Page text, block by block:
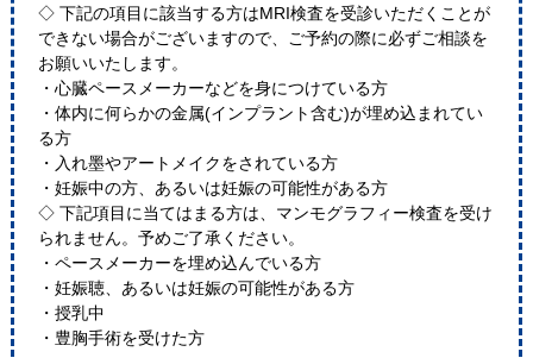
◇ 下記の項目に該当する方はMRI検査を受診いただくことが
できない場合がございますので、ご予約の際に必ずご相談を
お願いいたします。
・心臓ペースメーカーなどを身につけている方
・体内に何らかの金属(インプラント含む)が埋め込まれてい
る方
・入れ墨やアートメイクをされている方
・妊娠中の方、あるいは妊娠の可能性がある方
◇ 下記項目に当てはまる方は、マンモグラフィー検査を受け
られません。予めご了承ください。
・ペースメーカーを埋め込んでいる方
・妊娠聴、あるいは妊娠の可能性がある方
・授乳中
・豊胸手術を受けた方